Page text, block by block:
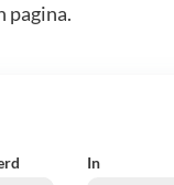
pagina.
In